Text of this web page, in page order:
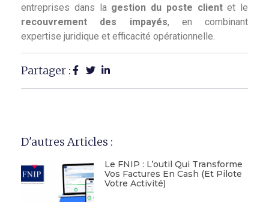
entreprises dans la gestion du poste clientet le
recouvrement des impayés, en combinant
expertise juridique et efficacité opérationnelle.
Partager :
D'autres Articles :
Le FNIP : L’outil Qui Transforme
Vos Factures En Cash (et Pilote
Votre Activité)